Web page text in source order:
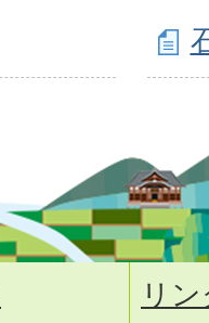
リ